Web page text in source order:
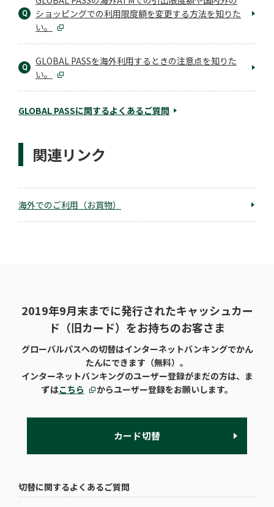
Q
ショッピングでの利用限度額を変更する方法を知りた
い。
Q
GLOBAL PASSを海外利用するときの注意点を知りた
い。
GLOBAL PASSに関するよくあるご質問
関連リンク
海外でのご利用（お買物）
2019年9月末までに発行されたキャッシュカー
ド（旧カード）をお持ちのお客さま
グローバルパスへの切替はインターネットバンキングでかん
たんにできます（無料）。
インターネットバンキングのユーザー登録がまだの方は、ま
ずはこちら からユーザー登録をお願いします。
カード切替
切替に関するよくあるご質問